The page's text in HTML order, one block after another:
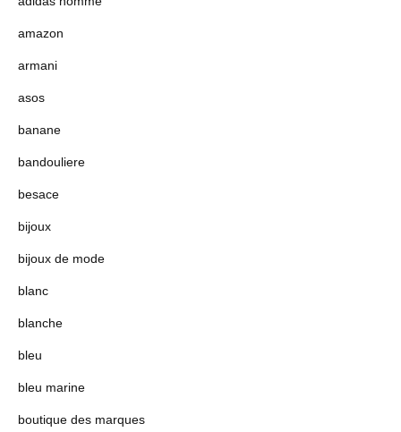
amazon
armani
asos
banane
bandouliere
besace
bijoux
bijoux de mode
blanc
blanche
bleu
bleu marine
boutique des marques